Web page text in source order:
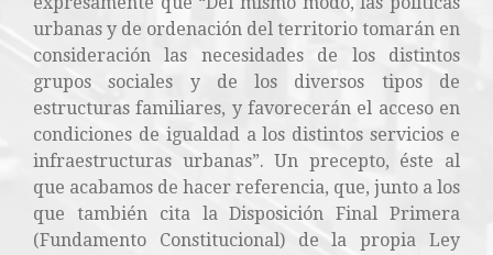
urbanas y de ordenación del territorio tomarán en
consideración las necesidades de los distintos
grupos sociales y de los diversos tipos de
estructuras familiares, y favorecerán el acceso en
condiciones de igualdad a los distintos servicios e
infraestructuras urbanas”. Un precepto, éste al
que acabamos de hacer referencia, que, junto a los
que también cita la Disposición Final Primera
(Fundamento Constitucional) de la propia Ley